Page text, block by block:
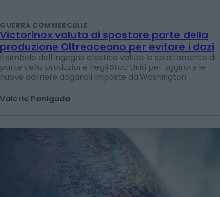
GUERRA COMMERCIALE
Victorinox valuta di spostare parte della
produzione Oltreoceano per evitare i dazi
Il simbolo dell’ingegno elvetico valuta lo spostamento di
parte della produzione negli Stati Uniti per aggirare le
nuove barriere doganali imposte da Washington
Valeria Panigada